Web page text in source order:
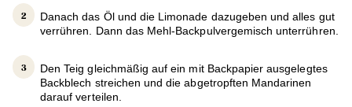
Danach das Öl und die Limonade dazugeben und alles gut
verrühren. Dann das Mehl-Backpulvergemisch unterrühren.
Den Teig gleichmäßig auf ein mit Backpapier ausgelegtes
Backblech streichen und die abgetropften Mandarinen
darauf verteilen.